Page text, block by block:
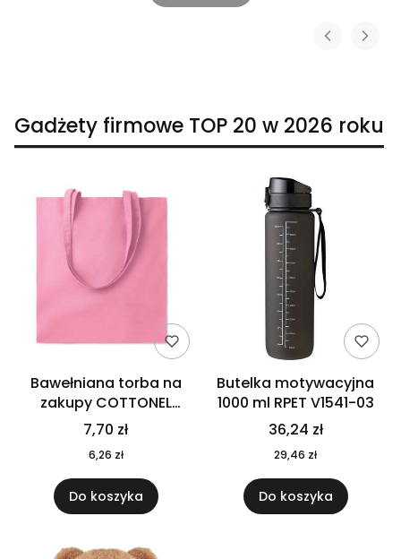
Gadżety firmowe TOP 20 w 2026 roku
Bawełniana torba na
zakupy COTTONEL
COLOUR++ MO9846-11
7,70 zł
6,26 zł
Do koszyka
Butelka motywacyjna
1000 ml RPET V1541-03
36,24 zł
29,46 zł
Do koszyka